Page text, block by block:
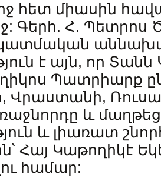
հետ միասին
Գերհ. Հ. Պետրոս
պատմական
է այն, որ Տանն
Պատրիարք
Վրաստանի,
և
և լիառատ
Հայ Կաթողիկէ
համար: